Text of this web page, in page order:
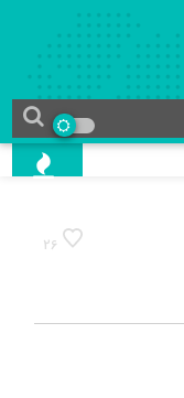
26